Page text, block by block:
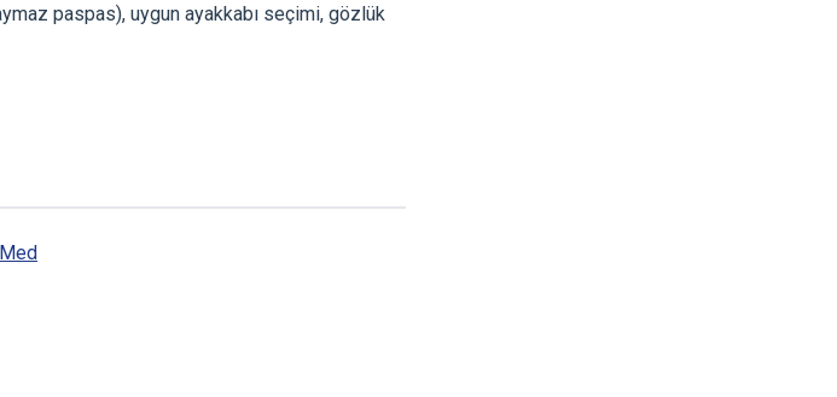
paspas), uygun ayakkabı seçimi, gözlük